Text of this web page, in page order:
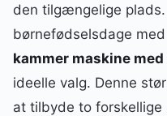
den tilgængelige
børnefødselsdage
kammer maskine
ideelle valg. Denne
at tilbyde to forskellige